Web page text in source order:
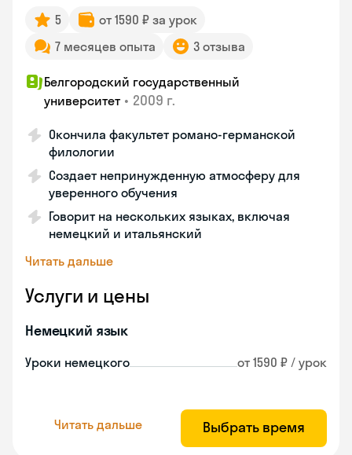
5
от 1590 ₽ за урок
7 месяцев опыта
3 отзыва
Белгородский государственный
университет • 2009 г.
Окончила факультет романо-германской
филологии
Создает непринужденную атмосферу для
уверенного обучения
Говорит на нескольких языках, включая
немецкий и итальянский
Читать дальше
Услуги и цены
Немецкий язык
Уроки немецкого от 1590 ₽ / урок
Читать дальше Выбрать время